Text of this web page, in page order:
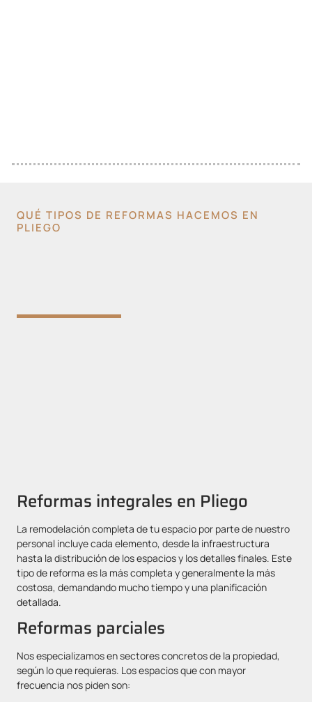
QUÉ TIPOS DE REFORMAS HACEMOS EN
PLIEGO
Reformas integrales en Pliego
La remodelación completa de tu espacio por parte de nuestro
personal incluye cada elemento, desde la infraestructura
hasta la distribución de los espacios y los detalles finales. Este
tipo de reforma es la más completa y generalmente la más
costosa, demandando mucho tiempo y una planificación
detallada.
Reformas parciales
Nos especializamos en sectores concretos de la propiedad,
según lo que requieras. Los espacios que con mayor
frecuencia nos piden son: